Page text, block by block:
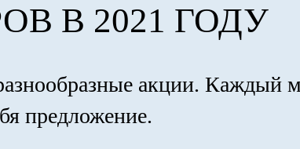
В 2021 ГОДУ
акции. Каждый
предложение.